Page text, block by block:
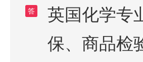
答
英国化学专
保、商品检